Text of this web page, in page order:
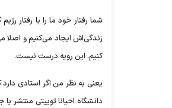
شما رفتار خود ما را با رفتار
زندگی‌اش ایجاد می‌کنیم و اصلا
کنیم. این رویه درست نیست.
یعنی به نظر من اگر استادی
دانشگاه احیانا توییتی منتشر